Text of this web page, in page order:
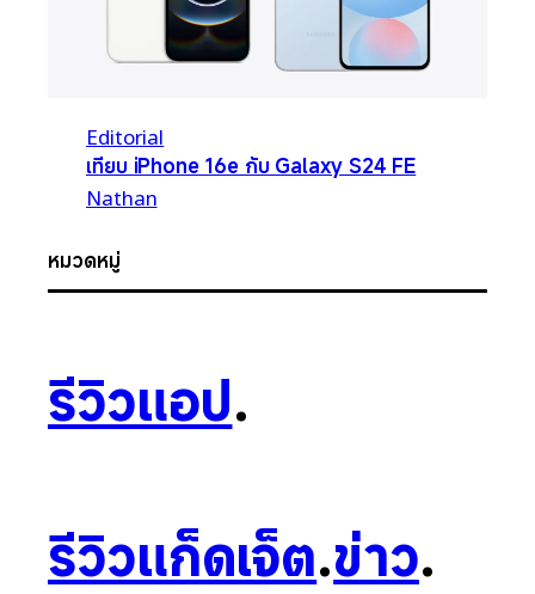
Editorial
เทียบ iPhone 16e กับ Galaxy S24 FE
Nathan
หมวดหมู่
รีวิวแอป.
รีวิวแก็ดเจ็ต.ข่าว.